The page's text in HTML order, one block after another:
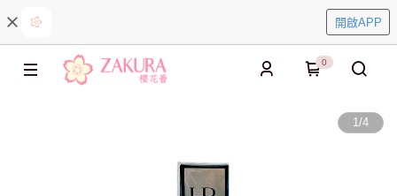
開啟APP
0
1/4